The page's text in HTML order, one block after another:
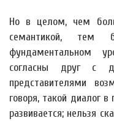
Но в целом, чем
семантикой, тем
фундаментальном
согласны друг с
представителями
говоря, такой диалог
развивается; нельзя